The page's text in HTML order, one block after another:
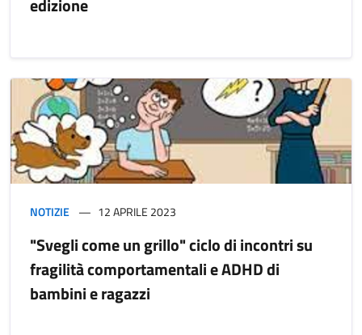
edizione
NOTIZIE 12 APRILE 2023
"Svegli come un grillo" ciclo di incontri su
fragilità comportamentali e ADHD di
bambini e ragazzi